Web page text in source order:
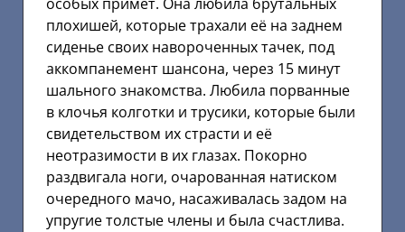
плохишей, которые трахали её на заднем
сиденье своих навороченных тачек, под
аккомпанемент шансона, через 15 минут
шального знакомства. Любила порванные
в клочья колготки и трусики, которые были
свидетельством их страсти и её
неотразимости в их глазах. Покорно
раздвигала ноги, очарованная натиском
очередного мачо, насаживалась задом на
упругие толстые члены и была счастлива.